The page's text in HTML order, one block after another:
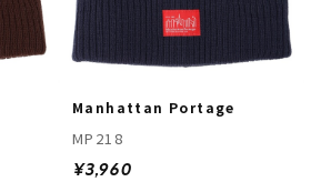
Manhattan Portage
MP218
¥3,960